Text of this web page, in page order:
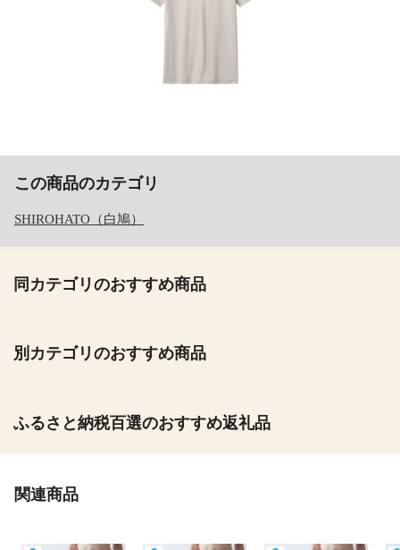
この商品のカテゴリ
SHIROHATO（白鳩）
同カテゴリのおすすめ商品
別カテゴリのおすすめ商品
ふるさと納税百選のおすすめ返礼品
関連商品